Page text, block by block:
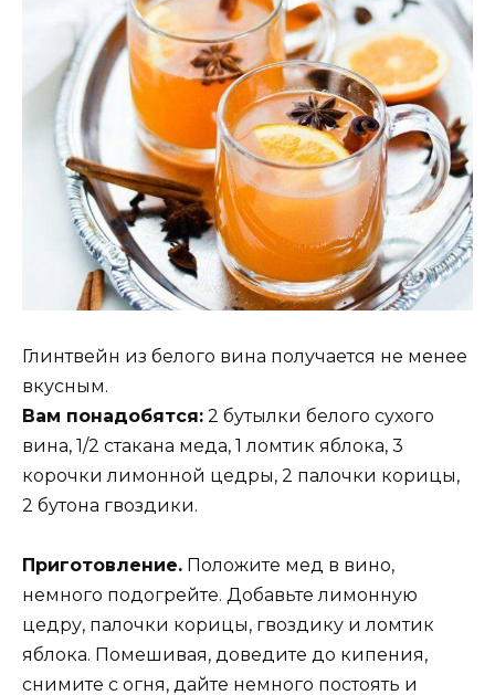
Глинтвейн из белого вина получается не менее
вкусным.
Вам понадобятся: 2 бутылки белого сухого
вина, 1/2 стакана меда, 1 ломтик яблока, 3
корочки лимонной цедры, 2 палочки корицы,
2 бутона гвоздики.
Приготовление. Положите мед в вино,
немного подогрейте. Добавьте лимонную
цедру, палочки корицы, гвоздику и ломтик
яблока. Помешивая, доведите до кипения,
снимите с огня, дайте немного постоять и